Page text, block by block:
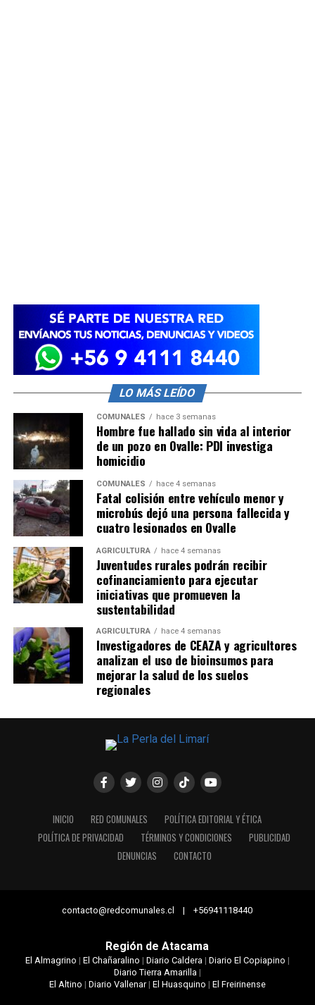
LO MÁS LEÍDO
COMUNALES hace 3 semanas
Hombre fue hallado sin vida al interior
de un pozo en Ovalle: PDI investiga
homicidio
COMUNALES hace 4 semanas
Fatal colisión entre vehículo menor y
microbús dejó una persona fallecida y
cuatro lesionados en Ovalle
AGRICULTURA hace 4 semanas
Juventudes rurales podrán recibir
cofinanciamiento para ejecutar
iniciativas que promueven la
sustentabilidad
AGRICULTURA hace 4 semanas
Investigadores de CEAZA y agricultores
analizan el uso de bioinsumos para
mejorar la salud de los suelos
regionales
INICIO RED COMUNALES
POLÍTICA EDITORIAL Y ÉTICA
POLÍTICA DE PRIVACIDAD
TÉRMINOS Y CONDICIONES
PUBLICIDAD
DENUNCIAS
CONTACTO
contacto@redcomunales.cl | +56941118440
Región de Atacama
El Almagrino | El Chañaralino | Diario Caldera| Diario El Copiapino |
Diario Tierra Amarilla|
El Altino | Diario Vallenar| El Huasquino | El Freirinense